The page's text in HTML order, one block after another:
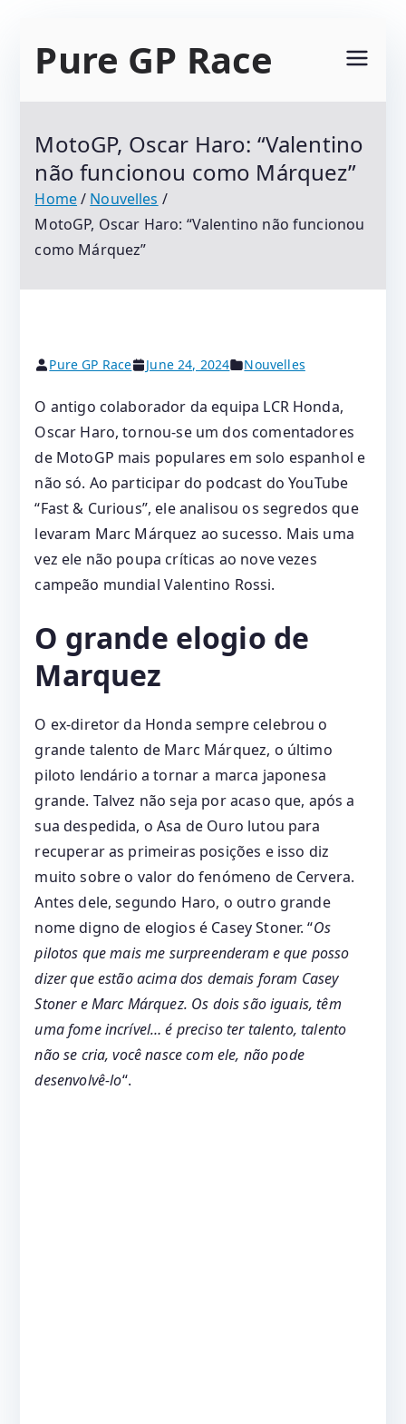
Pure GP Race
Tous Les Protagonistes Du Motocyclisme.
Résultats Et Classements
MotoGP, Oscar Haro: “Valentino
não funcionou como Márquez”
Home
Nouvelles
MotoGP, Oscar Haro: “Valentino não funcionou
como Márquez”
Pure GP Race June 24, 2024 Nouvelles
O antigo colaborador da equipa LCR Honda,
Oscar Haro, tornou-se um dos comentadores
de MotoGP mais populares em solo espanhol e
não só. Ao participar do podcast do YouTube
“Fast & Curious”, ele analisou os segredos que
levaram Marc Márquez ao sucesso. Mais uma
vez ele não poupa críticas ao nove vezes
campeão mundial Valentino Rossi.
O grande elogio de
Marquez
O ex-diretor da Honda sempre celebrou o
grande talento de Marc Márquez, o último
piloto lendário a tornar a marca japonesa
grande. Talvez não seja por acaso que, após a
sua despedida, o Asa de Ouro lutou para
recuperar as primeiras posições e isso diz
muito sobre o valor do fenómeno de Cervera.
Antes dele, segundo Haro, o outro grande
nome digno de elogios é Casey Stoner. “Os
pilotos que mais me surpreenderam e que posso
dizer que estão acima dos demais foram Casey
Stoner e Marc Márquez. Os dois são iguais, têm
uma fome incrível… é preciso ter talento, talento
não se cria, você nasce com ele, não pode
desenvolvê-lo“.